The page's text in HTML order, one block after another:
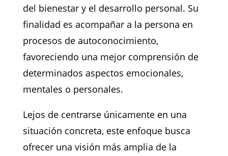
del bienestar y el desarrollo personal. Su
finalidad es acompañar a la persona en
procesos de autoconocimiento,
favoreciendo una mejor comprensión de
determinados aspectos emocionales,
mentales o personales.
Lejos de centrarse únicamente en una
situación concreta, este enfoque busca
ofrecer una visión más amplia de la